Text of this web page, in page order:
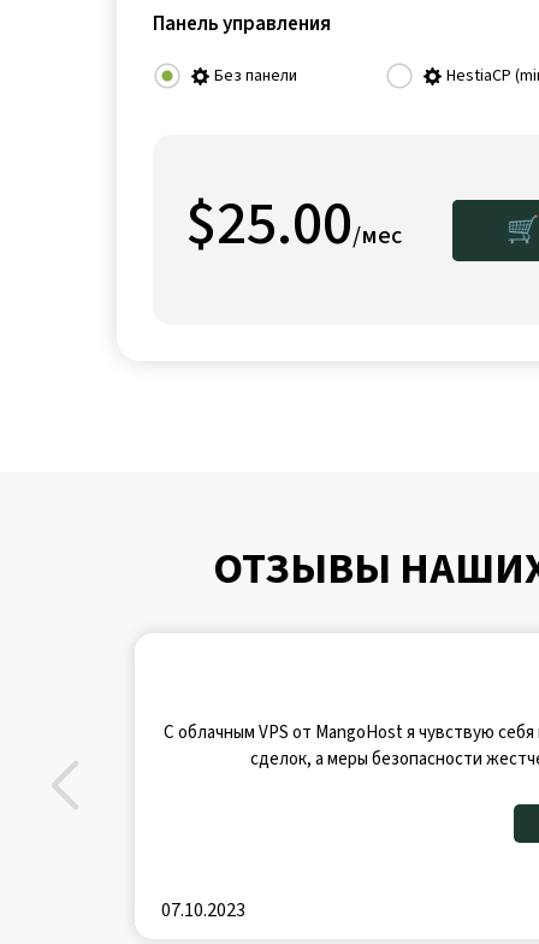
Панель управления
Без панели HestiaCP
$25.00/мес
ОТЗЫВЫ НАШИХ
С облачным VPS от MangoHost я чувствую
сделок, а меры безопасности
07.10.2023